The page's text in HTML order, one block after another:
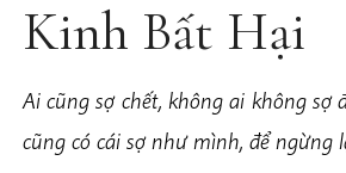
Kinh Bất Hại
Ai cũng sợ chết, không ai không
cũng có cái sợ như mình, để